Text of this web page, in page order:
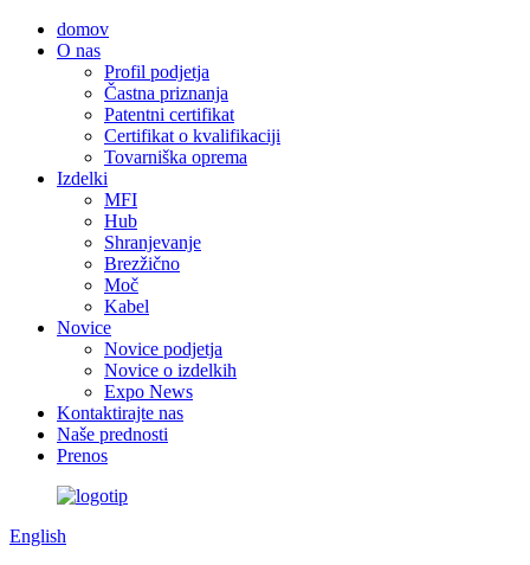
domov
O nas
Profil podjetja
Častna priznanja
Patentni certifikat
Certifikat o kvalifikaciji
Tovarniška oprema
Izdelki
MFI
Hub
Shranjevanje
Brezžično
Moč
Kabel
Novice
Novice podjetja
Novice o izdelkih
Expo News
Kontaktirajte nas
Naše prednosti
Prenos
English